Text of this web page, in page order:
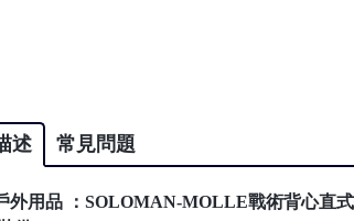
述 常見問題
外用品 ：SOLOMAN-MOLLE戰術背心直